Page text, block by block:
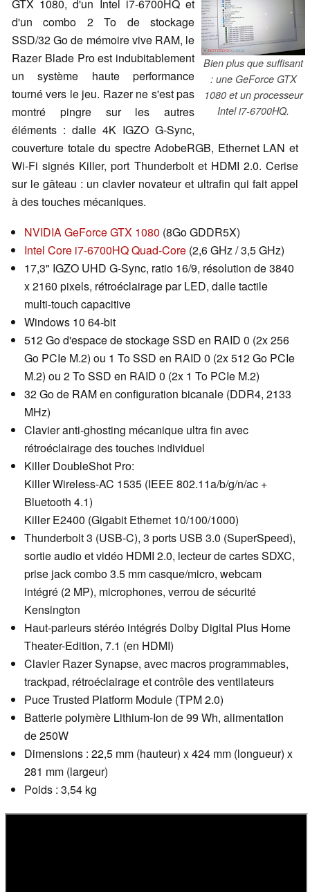
Bien plus que suffisant
: une GeForce GTX
1080 et un processeur
Intel i7-6700HQ.
GTX 1080, d'un Intel i7-6700HQ et
d'un combo 2 To de stockage
SSD/32 Go de mémoire vive RAM, le
Razer Blade Pro est indubitablement
un système haute performance
tourné vers le jeu. Razer ne s'est pas
montré pingre sur les autres
éléments : dalle 4K IGZO G-Sync,
couverture totale du spectre AdobeRGB, Ethernet LAN et
Wi-Fi signés Killer, port Thunderbolt et HDMI 2.0. Cerise
sur le gâteau : un clavier novateur et ultrafin qui fait appel
à des touches mécaniques.
NVIDIA GeForce GTX 1080 (8Go GDDR5X)
Intel Core i7-6700HQ Quad-Core (2,6 GHz / 3,5 GHz)
17,3" IGZO UHD G-Sync, ratio 16/9, résolution de 3840
x 2160 pixels, rétroéclairage par LED, dalle tactile
multi-touch capacitive
Windows 10 64-bit
512 Go d'espace de stockage SSD en RAID 0 (2x 256
Go PCIe M.2) ou 1 To SSD en RAID 0 (2x 512 Go PCIe
M.2) ou 2 To SSD en RAID 0 (2x 1 To PCIe M.2)
32 Go de RAM en configuration bicanale (DDR4, 2133
MHz)
Clavier anti-ghosting mécanique ultra fin avec
rétroéclairage des touches individuel
Killer DoubleShot Pro:
Killer Wireless-AC 1535 (IEEE 802.11a/b/g/n/ac +
Bluetooth 4.1)
Killer E2400 (Gigabit Ethernet 10/100/1000)
Thunderbolt 3 (USB-C), 3 ports USB 3.0 (SuperSpeed),
sortie audio et vidéo HDMI 2.0, lecteur de cartes SDXC,
prise jack combo 3.5 mm casque/micro, webcam
intégré (2 MP), microphones, verrou de sécurité
Kensington
Haut-parleurs stéréo intégrés Dolby Digital Plus Home
Theater-Edition, 7.1 (en HDMI)
Clavier Razer Synapse, avec macros programmables,
trackpad, rétroéclairage et contrôle des ventilateurs
Puce Trusted Platform Module (TPM 2.0)
Batterie polymère Lithium-Ion de 99 Wh, alimentation
de 250W
Dimensions : 22,5 mm (hauteur) x 424 mm (longueur) x
281 mm (largeur)
Poids : 3,54 kg